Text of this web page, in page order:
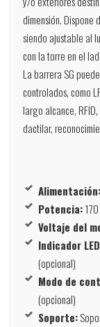
dimensión. Dispone
siendo ajustable al
con la torre en el
La barrera SG
controlados, como
largo alcance,
dactilar,
Alimentación:
Potencia:
Voltaje del
Indicador
(opcional)
Modo de
(opcional)
Soporte: